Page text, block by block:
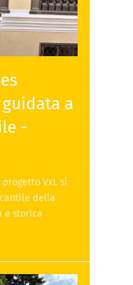
a
-
VxL si
della
e storica